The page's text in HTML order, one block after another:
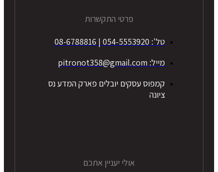
פרטי התקשרות
טל': 054-5553920 | 08-6788816
מייל: pitronot358@gmail.com
קמפוס עסקים יובלים פארק המדע נס
ציונה
אולי יעניין אתכם